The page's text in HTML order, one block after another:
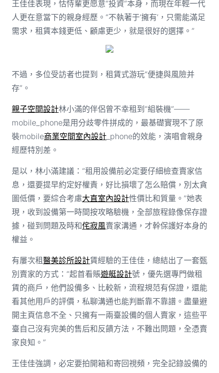
王佳佳表現，怙恃輩更愿意“投資”本身，而現在年輕一代
人更在意當下的親身經歷。“不執著于‘擁有’，只需能滿足
需求，租賃本錢更低、顧慮更少，就是很好的選擇。”
不過，多位受訪者也提到，租賃式游玩“便捷與風險并
存”。
親子空間設計林小滿的伴侶曾不幸租到“組裝機”——
mobile_phone是用分歧零件拼成的，最基礎實現不了原
裝mobile商業空間室內設計_phone的效能，演唱會親身
經歷特別差。
是以，林小滿建議：“租用設備前必定要仔細檢查賣家信
息，還要提早約定好權責，好比損壞了怎么賠償，別太貪
圖低價，要綜合考慮大直室內設計性價比和質量。”她表
現，收到設備第一時間按攻略驗機，全部旅程錄像保存證
據，碰到問題及時和侘寂風賣家溝通，才幹保護好本身的
權益。
有屢次租醫美診所設計賃經驗的王佳佳，總結出了一套甄
別賣家的方式：“起首看賬遊艇設計號，優先選專門做租
賃的商戶，他們設備多、比較新，流程規范有保證，還能
看其他用戶的評價，私聊溝通也能判斷靠不靠譜。盡量避
開主頁信息不全、只擁有一兩臺設備的個人賣家，這些平
臺自己沒有完美的售后和反饋方法，不難出問題，全憑賣
家良知。”
王佳佳強調，必定要拍開箱和寄回視頻，完全記錄設備的